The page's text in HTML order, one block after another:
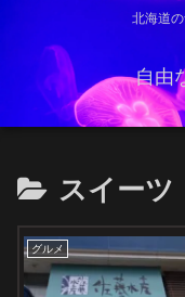
北海道
自由
スイーツ
グルメ